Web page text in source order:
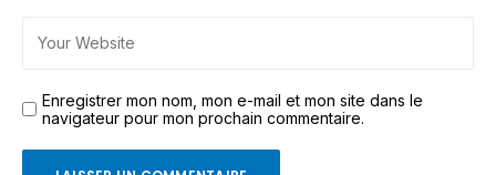
Enregistrer mon nom, mon e-mail et mon site dans le
navigateur pour mon prochain commentaire.